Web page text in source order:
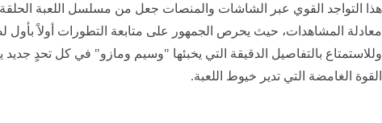
معادلة المشاهدات، حيث يحرص الجمهور على متابعة التطورات أولاً
وللاستمتاع بالتفاصيل الدقيقة التي يخبئها "وسيم ومازو" في كل تحدٍ
القوة الغامضة التي تدير خيوط اللعبة.